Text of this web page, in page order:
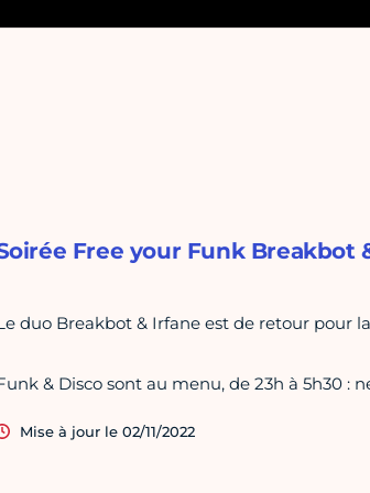
Free your Funk Breakbot
duo Breakbot & Irfane est de retour pour
& Disco sont au menu, de 23h à 5h30 :
Mise à jour le 02/11/2022